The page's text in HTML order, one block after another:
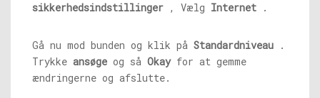
sikkerhedsindstillinger , Vælg Internet .
Gå nu mod bunden og klik på Standardniveau .
Trykke ansøge og så Okayfor at gemme
ændringerne og afslutte.